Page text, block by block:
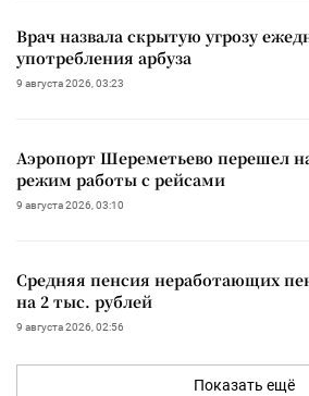
Врач назвала скрытую угрозу
употребления арбуза
9 августа 2026, 03:23
Аэропорт Шереметьево перешел
режим работы с рейсами
9 августа 2026, 03:10
Средняя пенсия неработающих
на 2 тыс. рублей
9 августа 2026, 02:56
Показать ещё